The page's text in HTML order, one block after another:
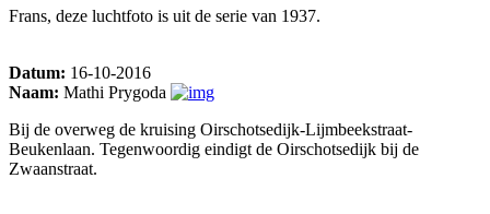
Frans, deze luchtfoto is uit de serie van 1937.
Datum: 16-10-2016
Naam: Mathi Prygoda
Bij de overweg de kruising Oirschotsedijk-Lijmbeekstraat-
Beukenlaan. Tegenwoordig eindigt de Oirschotsedijk bij de
Zwaanstraat.